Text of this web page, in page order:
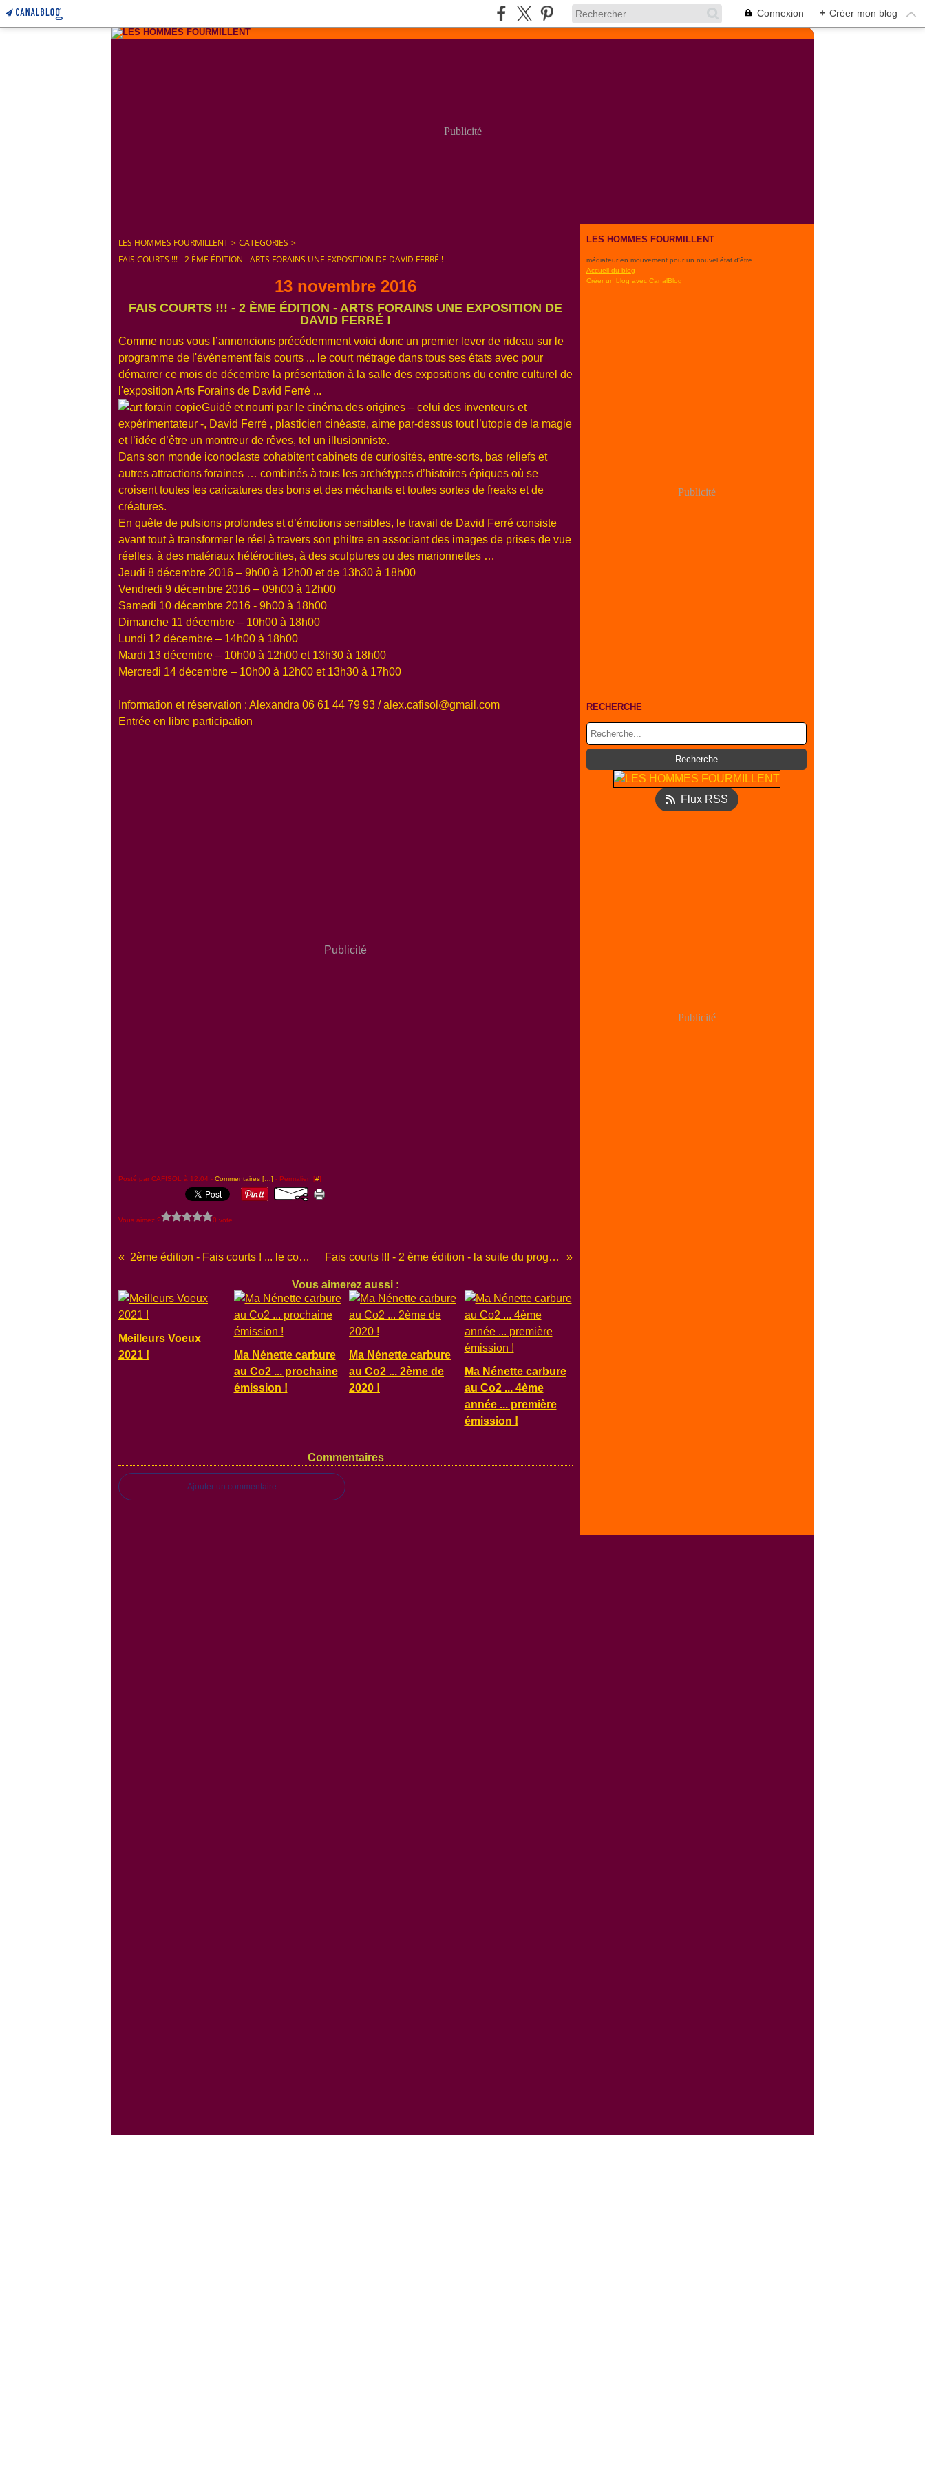
Connexion + Créer mon blog
Publicité
LES HOMMES FOURMILLENT > CATEGORIES >
FAIS COURTS !!! - 2 ÈME ÉDITION - ARTS FORAINS UNE EXPOSITION DE DAVID FERRÉ !
13 novembre 2016
FAIS COURTS !!! - 2 ÈME ÉDITION - ARTS FORAINS UNE EXPOSITION DE
DAVID FERRÉ !
Comme nous vous l’annoncions précédemment voici donc un premier lever de rideau sur le
programme de l'évènement fais courts ... le court métrage dans tous ses états avec pour
démarrer ce mois de décembre la présentation à la salle des expositions du centre culturel de
l'exposition Arts Forains de David Ferré ...
Guidé et nourri par le cinéma des origines – celui des inventeurs et
expérimentateur -, David Ferré , plasticien cinéaste, aime par-dessus tout l’utopie de la magie
et l’idée d’être un montreur de rêves, tel un illusionniste.
Dans son monde iconoclaste cohabitent cabinets de curiosités, entre-sorts, bas reliefs et
autres attractions foraines … combinés à tous les archétypes d’histoires épiques où se
croisent toutes les caricatures des bons et des méchants et toutes sortes de freaks et de
créatures.
En quête de pulsions profondes et d’émotions sensibles, le travail de David Ferré consiste
avant tout à transformer le réel à travers son philtre en associant des images de prises de vue
réelles, à des matériaux hétéroclites, à des sculptures ou des marionnettes …
Jeudi 8 décembre 2016 – 9h00 à 12h00 et de 13h30 à 18h00
Vendredi 9 décembre 2016 – 09h00 à 12h00
Samedi 10 décembre 2016 - 9h00 à 18h00
Dimanche 11 décembre – 10h00 à 18h00
Lundi 12 décembre – 14h00 à 18h00
Mardi 13 décembre – 10h00 à 12h00 et 13h30 à 18h00
Mercredi 14 décembre – 10h00 à 12h00 et 13h30 à 17h00
Information et réservation : Alexandra 06 61 44 79 93 / alex.cafisol@gmail.com
Entrée en libre participation
Publicité
Posté par CAFISOL à 12:04 - Commentaires [ ] - Permalien [#]
Vous aimez ? 0 vote
2ème édition - Fais courts ! ... le court dans tous ses états ! Fais courts !!! - 2 ème édition - la suite du programme ... Cinéma Daouda !!!
Vous aimerez aussi :
Meilleurs Voeux
2021 !
Ma Nénette carbure
au Co2 ... prochaine
émission !
Ma Nénette carbure
au Co2 ... 2ème de
2020 !
Ma Nénette carbure
au Co2 ... 4ème
année ... première
émission !
Commentaires
Ajouter un commentaire
LES HOMMES FOURMILLENT
médiateur en mouvement pour un nouvel état d'être
Accueil du blog
Créer un blog avec CanalBlog
Publicité
RECHERCHE
Flux RSS
Publicité